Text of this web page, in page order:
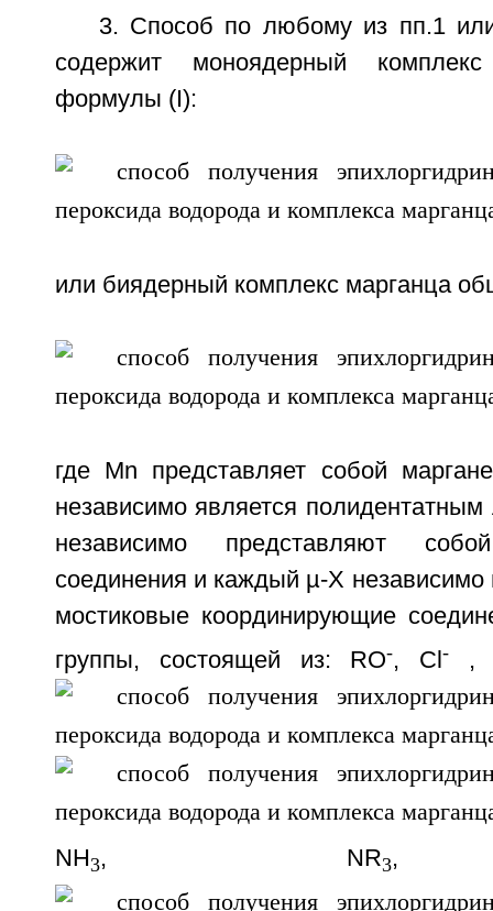
3. Способ по любому из пп.1
содержит моноядерный
формулы (I):
или биядерный комплекс марганца
где Мn представляет собой
независимо является
независимо представляют
соединения и каждый µ-Х независимо
мостиковые координирующие
группы, состоящей из: RO-, Cl- ,
NH 3, NR3,